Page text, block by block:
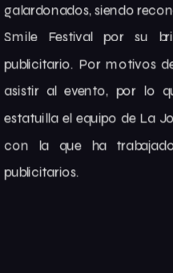
galardonados, siendo
Smile Festival por su
publicitario. Por motivos
asistir al evento, por lo
estatuilla el equipo de La
con la que ha
publicitarios.